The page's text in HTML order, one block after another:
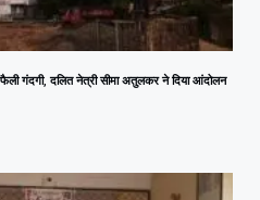
फैली गंदगी, दलित नेत्री सीमा अतुलकर ने दिया आंदोलन